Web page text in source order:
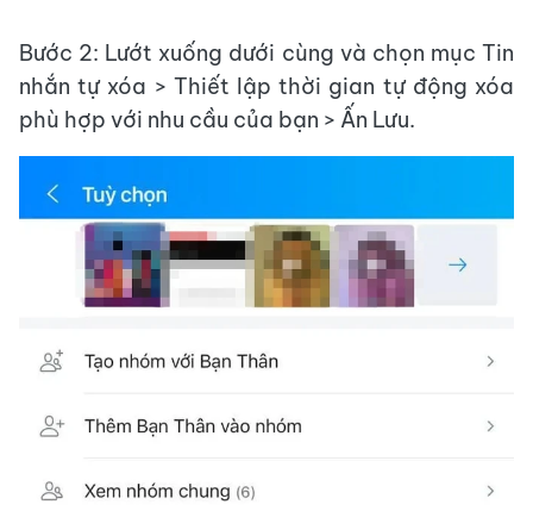
Bước 2: Lướt xuống dưới cùng và chọn mục Tin
nhắn tự xóa > Thiết lập thời gian tự động xóa
phù hợp với nhu cầu của bạn > Ấn Lưu.